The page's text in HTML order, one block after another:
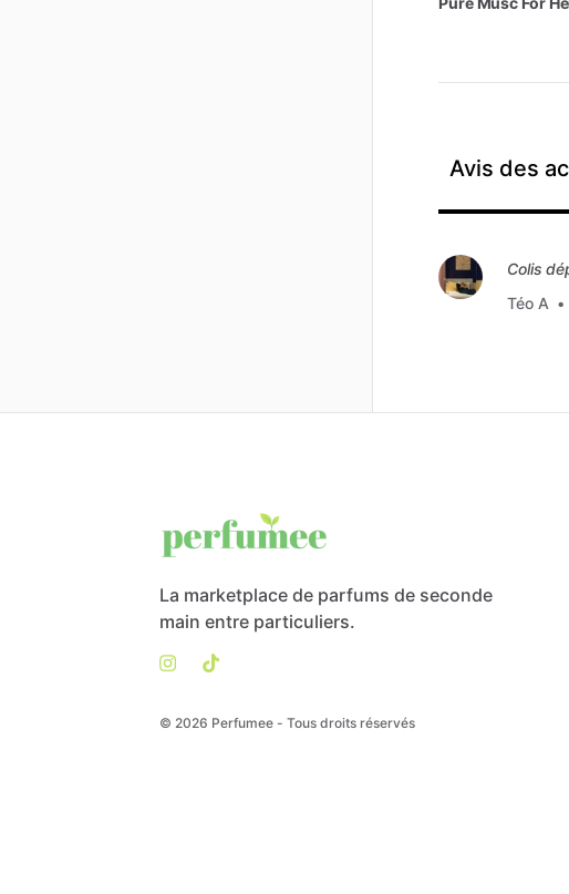
Avis des
Colis
Téo A •
La marketplace de parfums de seconde
main entre particuliers.
© 2026 Perfumee - Tous droits réservés